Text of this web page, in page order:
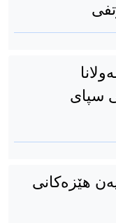
سپای
هێزەکانی